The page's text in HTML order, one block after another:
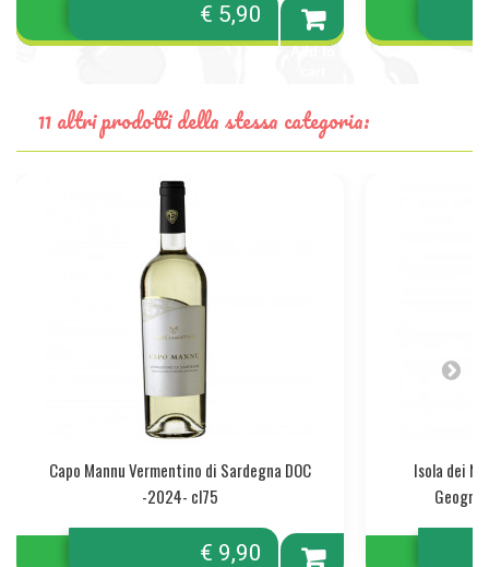
€ 5,90
11 altri prodotti della stessa categoria:
Capo Mannu Vermentino di Sardegna DOC
-2024- cl75
€ 9,90
Isola dei